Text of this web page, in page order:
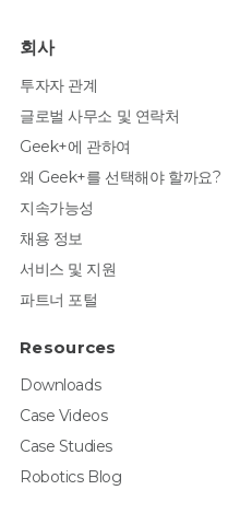
회사
투자자 관계
글로벌 사무소 및 연락처
Geek+에 관하여
왜 Geek+를 선택해야 할까요?
지속가능성
채용 정보
서비스 및 지원
파트너 포털
Resources
Downloads
Case Videos
Case Studies
Robotics Blog